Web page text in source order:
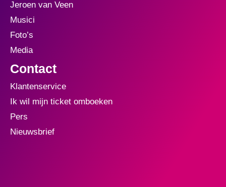
Jeroen van Veen
Musici
Foto’s
Media
Contact
Klantenservice
Ik wil mijn ticket omboeken
Pers
Nieuwsbrief